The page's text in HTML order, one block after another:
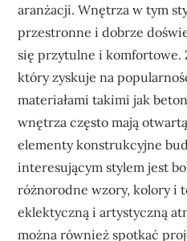
aranżacji. Wnętrza w tym
przestronne i dobrze
się przytulne i komfortowe.
który zyskuje na
materiałami takimi jak
wnętrza często mają
elementy konstrukcyjne
interesującym stylem jest
różnorodne wzory, kolory i
eklektyczną i artystyczną
można również spotkać